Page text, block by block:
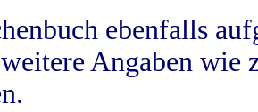
ebenfalls
Angaben wie